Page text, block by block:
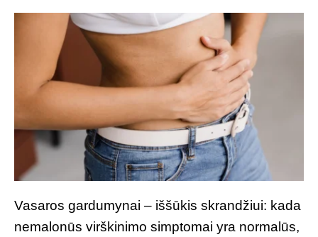
Vasaros gardumynai – iššūkis skrandžiui: kada
nemalonūs virškinimo simptomai yra normalūs,